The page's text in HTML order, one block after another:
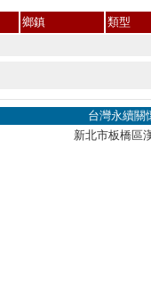
鄉鎮
類型
台灣永續關
新北市板橋區